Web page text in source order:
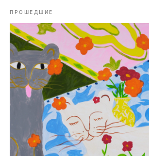
ПРОШЕДШИЕ